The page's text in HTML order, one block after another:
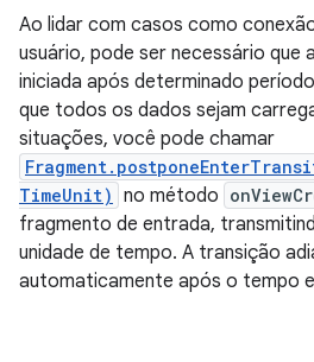
Ao lidar com casos como
usuário, pode ser necessário que
iniciada após determinado
que todos os dados sejam
situações, você pode chamar
TimeUnit) no método
fragmento de entrada,
unidade de tempo. A transição
automaticamente após o tempo